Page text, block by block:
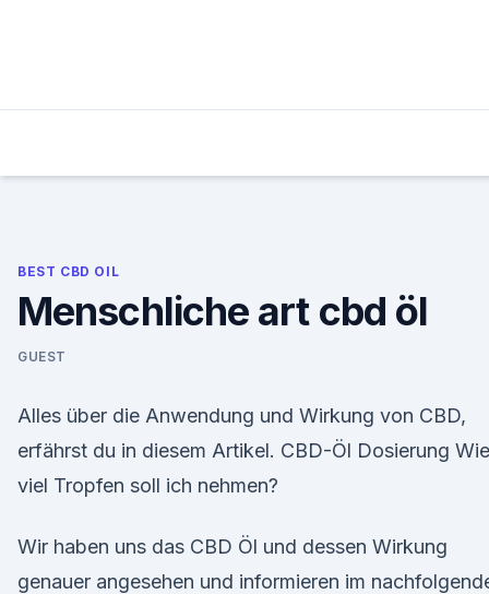
BEST CBD OIL
Menschliche art cbd öl
GUEST
Alles über die Anwendung und Wirkung von CBD,
erfährst du in diesem Artikel. CBD-Öl Dosierung Wie
viel Tropfen soll ich nehmen?
Wir haben uns das CBD Öl und dessen Wirkung
genauer angesehen und informieren im